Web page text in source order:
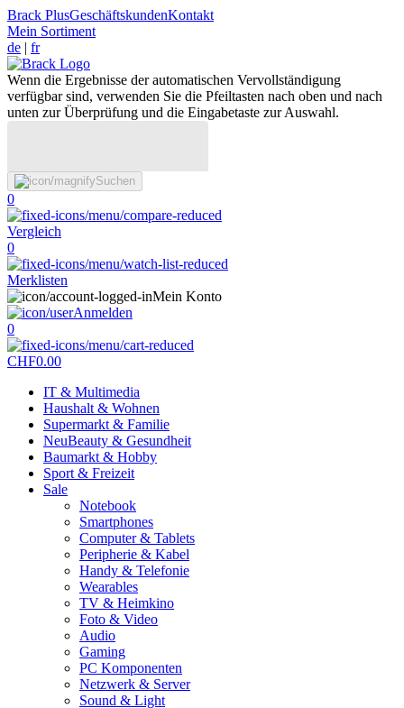
Brack PlusGeschäftskundenKontakt
Mein Sortiment
de | fr
Wenn die Ergebnisse der automatischen Vervollständigung
verfügbar sind, verwenden Sie die Pfeiltasten nach oben und nach
unten zur Überprüfung und die Eingabetaste zur Auswahl.
Suchen
0
Vergleich
0
Merklisten
Mein Konto
Anmelden
0
CHF0.00
IT & Multimedia
Haushalt & Wohnen
Supermarkt & Familie
NeuBeauty & Gesundheit
Baumarkt & Hobby
Sport & Freizeit
Sale
Notebook
Smartphones
Computer & Tablets
Peripherie & Kabel
Handy & Telefonie
Wearables
TV & Heimkino
Foto & Video
Audio
Gaming
PC Komponenten
Netzwerk & Server
Sound & Light